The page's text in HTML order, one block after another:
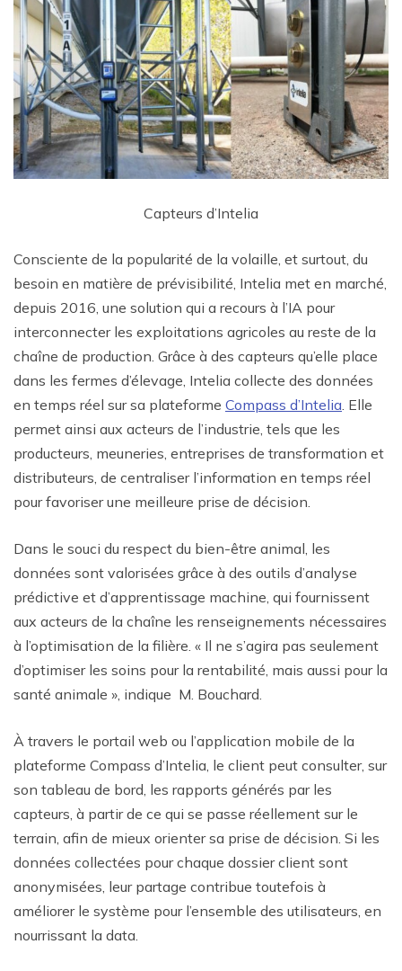
Capteurs d’Intelia
Consciente de la popularité de la volaille, et surtout, du
besoin en matière de prévisibilité, Intelia met en marché,
depuis 2016, une solution qui a recours à l’IA pour
interconnecter les exploitations agricoles au reste de la
chaîne de production. Grâce à des capteurs qu’elle place
dans les fermes d’élevage, Intelia collecte des données
en temps réel sur sa plateforme Compass d’Intelia . Elle
permet ainsi aux acteurs de l’industrie, tels que les
producteurs, meuneries, entreprises de transformation et
distributeurs, de centraliser l’information en temps réel
pour favoriser une meilleure prise de décision.
Dans le souci du respect du bien-être animal, les
données sont valorisées grâce à des outils d’analyse
prédictive et d’apprentissage machine, qui fournissent
aux acteurs de la chaîne les renseignements nécessaires
à l’optimisation de la filière. « Il ne s’agira pas seulement
d’optimiser les soins pour la rentabilité, mais aussi pour la
santé animale », indique M. Bouchard.
À travers le portail web ou l’application mobile de la
plateforme Compass d’Intelia, le client peut consulter, sur
son tableau de bord, les rapports générés par les
capteurs, à partir de ce qui se passe réellement sur le
terrain, afin de mieux orienter sa prise de décision. Si les
données collectées pour chaque dossier client sont
anonymisées, leur partage contribue toutefois à
améliorer le système pour l’ensemble des utilisateurs, en
nourrissant la data.